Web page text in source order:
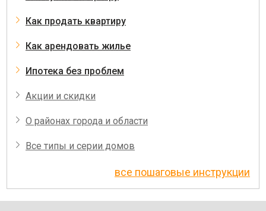
Как продать квартиру
Как арендовать жилье
Ипотека без проблем
Акции и скидки
О районах города и области
Все типы и серии домов
все пошаговые инструкции